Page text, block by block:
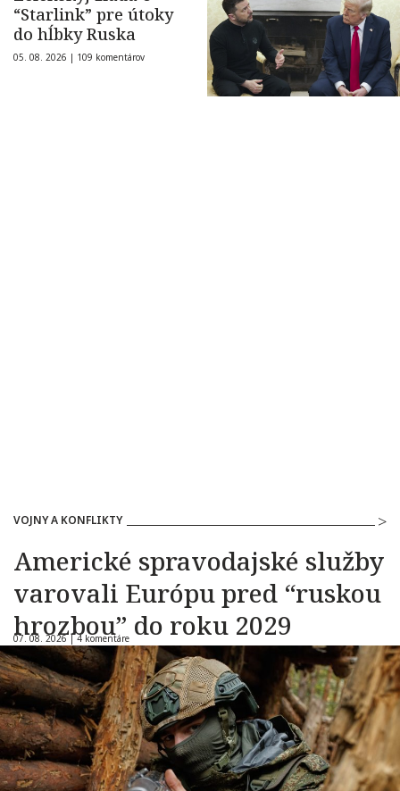
“Starlink” pre útoky
do hĺbky Ruska
05. 08. 2026 | 109 komentárov
VOJNY A KONFLIKTY
Americké spravodajské služby
varovali Európu pred “ruskou
hrozbou” do roku 2029
07. 08. 2026 |4 komentáre